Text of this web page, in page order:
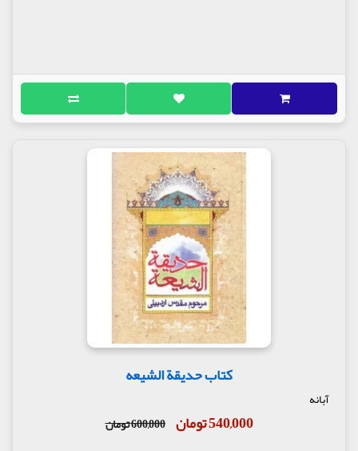
کتاب حدیقة الشیعه
آبانه
540,000 تومان 600,000 تومان